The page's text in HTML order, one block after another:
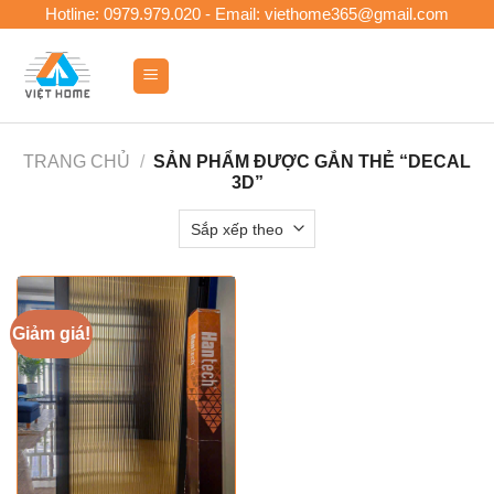
content
Hotline: 0979.979.020 - Email: viethome365@gmail.com
TRANG CHỦ / SẢN PHẨM ĐƯỢC GẮN THẺ “DECAL
3D”
Giảm giá!